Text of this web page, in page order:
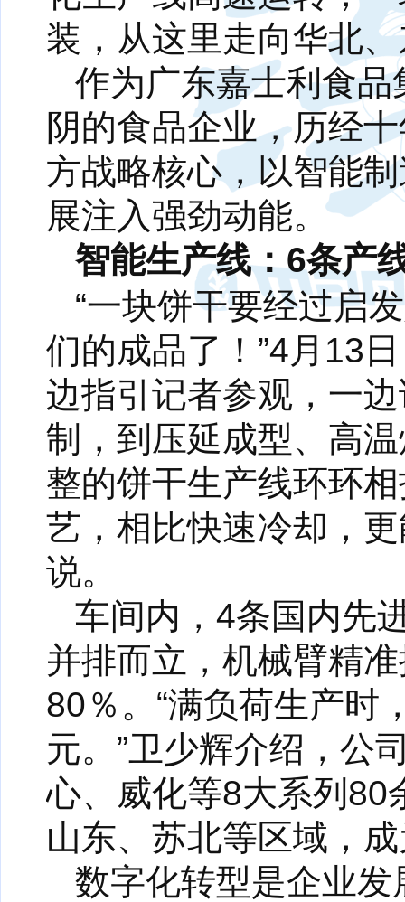
装，从这里走向华北
作为广东嘉士利食
阴的食品企业，历经
方战略核心，以智能
展注入强劲动能。
智能生产线：6条产
“一块饼干要经过启
们的成品了！”4月13
边指引记者参观，一
制，到压延成型、高
整的饼干生产线环环
艺，相比快速冷却，
说。
车间内，4条国内先
并排而立，机械臂精
80％。“满负荷生产时
元。”卫少辉介绍，公
心、威化等8大系列80
山东、苏北等区域，
数字化转型是企业